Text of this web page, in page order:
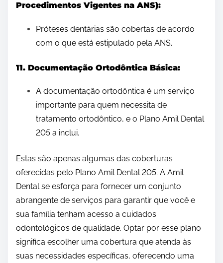
Procedimentos Vigentes na ANS):
Próteses dentárias são cobertas de acordo
com o que está estipulado pela ANS.
11. Documentação Ortodôntica Básica:
A documentação ortodôntica é um serviço
importante para quem necessita de
tratamento ortodôntico, e o Plano Amil Dental
205 a inclui.
Estas são apenas algumas das coberturas
oferecidas pelo Plano Amil Dental 205. A Amil
Dental se esforça para fornecer um conjunto
abrangente de serviços para garantir que você e
sua família tenham acesso a cuidados
odontológicos de qualidade. Optar por esse plano
significa escolher uma cobertura que atenda às
suas necessidades específicas, oferecendo uma